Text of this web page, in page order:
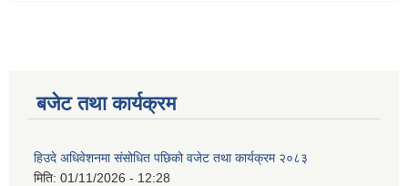
बजेट तथा कार्यक्रम
हिउदे अधिवेशनमा संसोधित पछिको वजेट तथा कार्यक्रम २०८३
मिति: 01/11/2026 - 12:28